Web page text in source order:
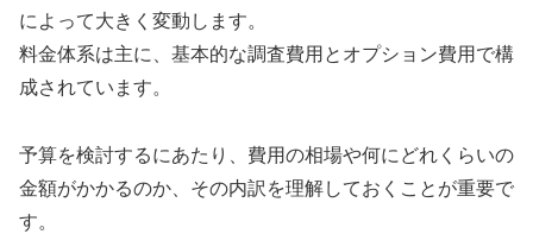
によって大きく変動します。
料金体系は主に、基本的な調査費用とオプション費用で構
成されています。
予算を検討するにあたり、費用の相場や何にどれくらいの
金額がかかるのか、その内訳を理解しておくことが重要で
す。